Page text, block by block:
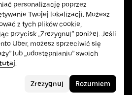
personalizację poprzez
Twojej lokalizacji. Możesz
z tych plików cookie,
przycisk „Zrezygnuj” poniżej. Jeśli
Uber, możesz sprzeciwić się
lub „udostępnianiu” swoich
.
Zrezygnuj Rozumiem